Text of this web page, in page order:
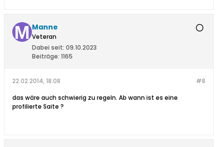
Manne
Veteran
Dabei seit: 09.10.2023
Beiträge: 1165
#8
22.02.2014, 18:08
das wäre auch schwierig zu regeln. Ab wann ist es eine
profilierte Saite ?